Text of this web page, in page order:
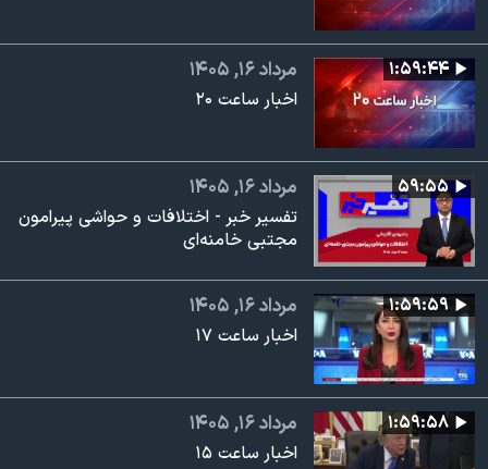
۱:۵۹:۴۴ مرداد ۱۶, ۱۴۰۵
اخبار ساعت ۲۰
۵۹:۵۵ مرداد ۱۶, ۱۴۰۵
تفسیر خبر - اختلافات و حواشی پیرامون
مجتبی خامنه‌ای
۱:۵۹:۵۹ مرداد ۱۶, ۱۴۰۵
اخبار ساعت ۱۷
۱:۵۹:۵۸ مرداد ۱۶, ۱۴۰۵
اخبار ساعت ۱۵